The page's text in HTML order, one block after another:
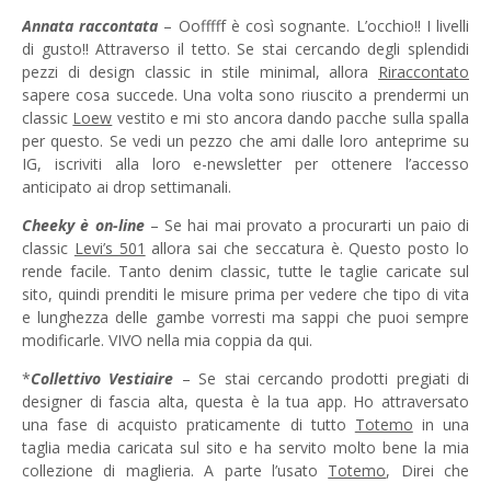
Annata raccontata – Oofffff è così sognante. L’occhio!! I livelli
di gusto!! Attraverso il tetto. Se stai cercando degli splendidi
pezzi di design classic in stile minimal, allora Riraccontato
sapere cosa succede. Una volta sono riuscito a prendermi un
classic Loew vestito e mi sto ancora dando pacche sulla spalla
per questo. Se vedi un pezzo che ami dalle loro anteprime su
IG, iscriviti alla loro e-newsletter per ottenere l’accesso
anticipato ai drop settimanali.
Cheeky è on-line– Se hai mai provato a procurarti un paio di
classic Levi’s 501 allora sai che seccatura è. Questo posto lo
rende facile. Tanto denim classic, tutte le taglie caricate sul
sito, quindi prenditi le misure prima per vedere che tipo di vita
e lunghezza delle gambe vorresti ma sappi che puoi sempre
modificarle. VIVO nella mia coppia da qui.
*Collettivo Vestiaire – Se stai cercando prodotti pregiati di
designer di fascia alta, questa è la tua app. Ho attraversato
una fase di acquisto praticamente di tutto Totemo in una
taglia media caricata sul sito e ha servito molto bene la mia
collezione di maglieria. A parte l’usato Totemo, Direi che